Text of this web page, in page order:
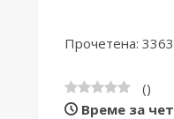
Прочетена: 3363
()
Време за